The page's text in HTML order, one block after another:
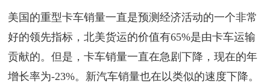
美国的重型卡车销量一直是预测经济活动的一个非常
好的领先指标，北美货运的价值有65%是由卡车运输
贡献的。但是，卡车销量一直在急剧下降，现在的年
增长率为-23%。新汽车销量也在以类似的速度下降。